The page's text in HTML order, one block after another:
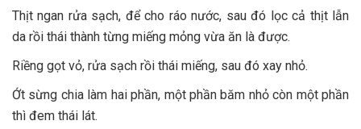
Thịt ngan rửa sạch, để cho ráo nước, sau đó lọc cả thịt lẫn
da rồi thái thành từng miếng mỏng vừa ăn là được.
Riềng gọt vỏ, rửa sạch rồi thái miếng, sau đó xay nhỏ.
Ớt sừng chia làm hai phần, một phần băm nhỏ còn một phần
thì đem thái lát.